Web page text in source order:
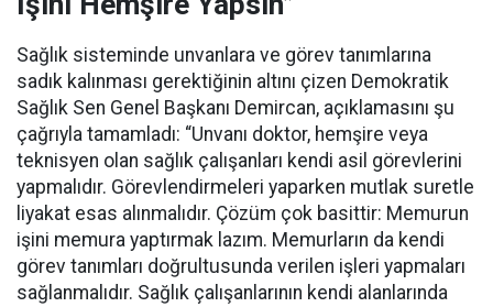
Sağlık sisteminde unvanlara ve görev tanımlarına
sadık kalınması gerektiğinin altını çizen Demokratik
Sağlık Sen Genel Başkanı Demircan, açıklamasını şu
çağrıyla tamamladı: “Unvanı doktor, hemşire veya
teknisyen olan sağlık çalışanları kendi asil görevlerini
yapmalıdır. Görevlendirmeleri yaparken mutlak suretle
liyakat esas alınmalıdır. Çözüm çok basittir: Memurun
işini memura yaptırmak lazım. Memurların da kendi
görev tanımları doğrultusunda verilen işleri yapmaları
sağlanmalıdır. Sağlık çalışanlarının kendi alanlarında